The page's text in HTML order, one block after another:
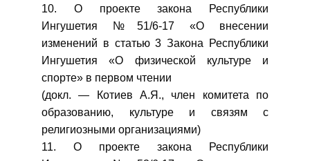
10. О проекте закона Республики
Ингушетия №51/6-17 «О внесении
изменений в статью 3 Закона Республики
Ингушетия «О физической культуре и
спорте» в первом чтении
(докл. — Котиев А.Я., член комитета по
образованию, культуре и связям с
религиозными организациями)
11. О проекте закона Республики